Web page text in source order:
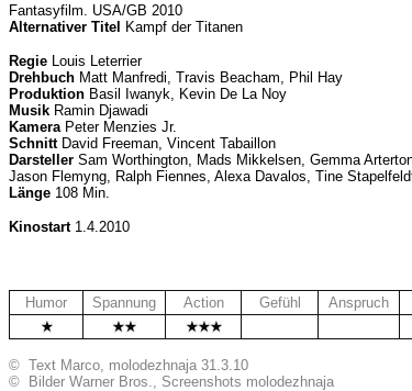
Fantasyfilm. USA/GB 2010
Alternativer Titel
Kampf der Titanen
Regie Louis Leterrier
Drehbuch Matt Manfredi, Travis Beacham, Phil Hay
Produktion Basil Iwanyk, Kevin De La Noy
Musik Ramin Djawadi
KameraPeter Menzies Jr.
SchnittDavid Freeman, Vincent Tabaillon
Darsteller Sam Worthington, Mads Mikkelsen, Gemma
Jason Flemyng, Ralph Fiennes, Alexa Davalos, Tine
Länge 108 Min.
Kinostart1.4.2010
Humor Spannung Action Gefühl Anspruch
© Text Marco, molodezhnaja 31.3.10
© Bilder Warner Bros., Screenshots molodezhnaja